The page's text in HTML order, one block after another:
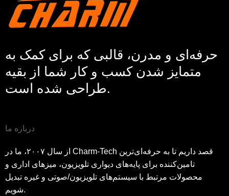
حرفه‌ای و مدرن، قالبی که برای کمک به
متمایز شدن کسب و کار شما از بقیه
طراحی شده است.
درباره ما
از سال ۲۰۰۷، ما در Charm-Tech قصد داریم تا به حرفه‌ای‌ترین
تامین‌کننده برای پایه‌های دیواری تلویزیون، میزهای اداری و
محصولات مرتبط با سیستم‌های تلویزیون/صوتی و غیره تبدیل
شویم.